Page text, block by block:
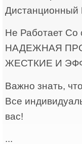
Дистанционный
Не Работает Со
НАДЕЖНАЯ
ЖЕСТКИЕ И
Важно знать,
Все
вас!
...